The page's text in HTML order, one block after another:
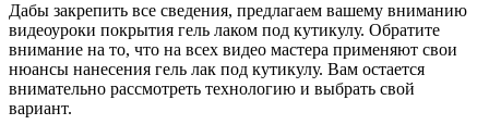
Дабы закрепить все сведения, предлагаем вашему вниманию
видеоуроки покрытия гель лаком под кутикулу. Обратите
внимание на то, что на всех видео мастера применяют свои
нюансы нанесения гель лак под кутикулу. Вам остается
внимательно рассмотреть технологию и выбрать свой
вариант.